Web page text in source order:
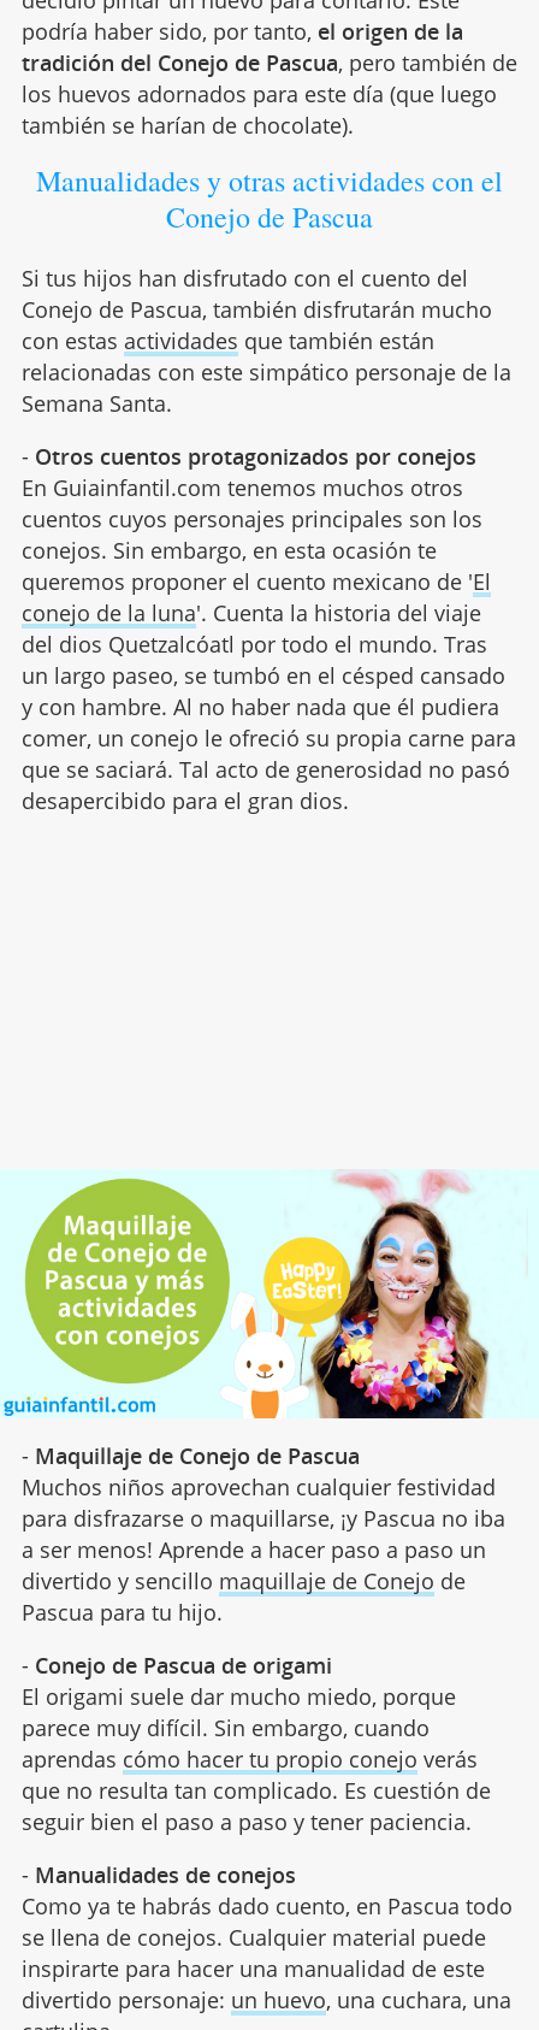
podría haber sido, por tanto, el origen de la
tradición del Conejo de Pascua, pero también de
los huevos adornados para este día (que luego
también se harían de chocolate).
Manualidades y otras actividades con el
Conejo de Pascua
Si tus hijos han disfrutado con el cuento del
Conejo de Pascua, también disfrutarán mucho
con estas actividades que también están
relacionadas con este simpático personaje de la
Semana Santa.
- Otros cuentos protagonizados por conejos
En Guiainfantil.com tenemos muchos otros
cuentos cuyos personajes principales son los
conejos. Sin embargo, en esta ocasión te
queremos proponer el cuento mexicano de 'El
conejo de la luna'. Cuenta la historia del viaje
del dios Quetzalcóatl por todo el mundo. Tras
un largo paseo, se tumbó en el césped cansado
y con hambre. Al no haber nada que él pudiera
comer, un conejo le ofreció su propia carne para
que se saciará. Tal acto de generosidad no pasó
desapercibido para el gran dios.
- Maquillaje de Conejo de Pascua
Muchos niños aprovechan cualquier festividad
para disfrazarse o maquillarse, ¡y Pascua no iba
a ser menos! Aprende a hacer paso a paso un
divertido y sencillo maquillaje de Conejo de
Pascua para tu hijo.
- Conejo de Pascua de origami
El origami suele dar mucho miedo, porque
parece muy difícil. Sin embargo, cuando
aprendas cómo hacer tu propio conejo verás
que no resulta tan complicado. Es cuestión de
seguir bien el paso a paso y tener paciencia.
- Manualidades de conejos
Como ya te habrás dado cuento, en Pascua todo
se llena de conejos. Cualquier material puede
inspirarte para hacer una manualidad de este
divertido personaje: un huevo, una cuchara, una